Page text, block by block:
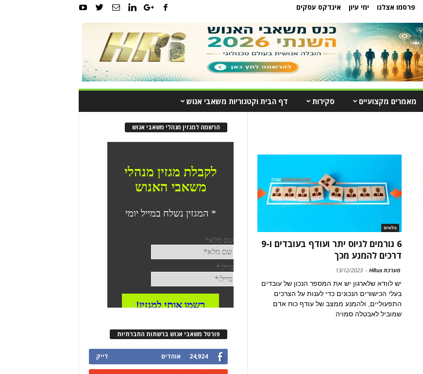
פרסמו אצלנו ימי עיון אינדקס עסקים
מאמרים מקצועיים סקירות דף הבית וקטגוריות משאבי אנוש
בלוגים
6 גורמים לגיוס יתר ועודף בעובדים ו-9
דרכים להמנע מכך
מערכת HRus -
13/12/2023
יש לוודא שלארגון יש את המספר הנכון של עובדים
בעלי הכישורים הנכונים כדי לענות על הצרכים
התפעוליים, ולהמנע ממצב של עודף כוח אדם
שמוביל לאבטלה סמויה
הרשמה למגזין מנהלי משאבי אנוש
פורטל משאבי אנוש ברשתות החברתיות
24,924 אוהדים לייק